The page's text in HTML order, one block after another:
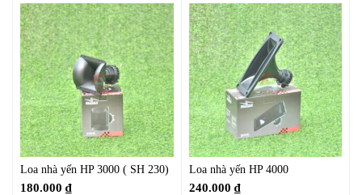
Loa nhà yến HP 3000 ( SH 230)
180.000 ₫
Loa nhà yến HP 4000
240.000 ₫